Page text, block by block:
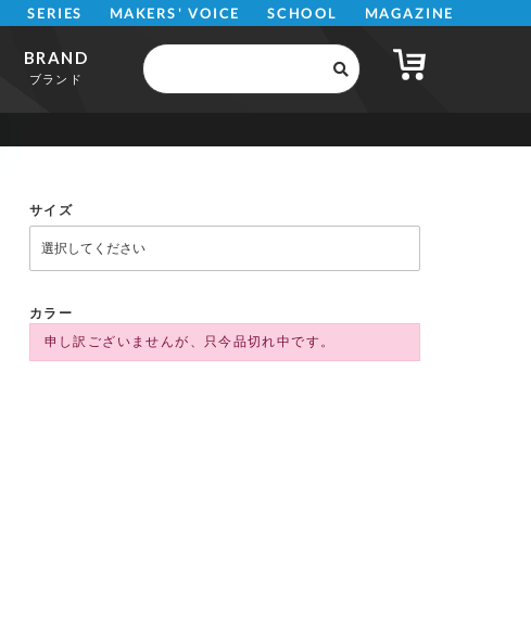
SERIES MAKERS' VOICE SCHOOL MAGAZINE
BRAND
ブランド
サイズ
カラー
申し訳ございませんが、只今品切れ中です。